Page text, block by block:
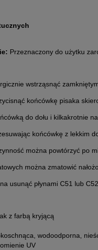
Przeznaczony do użytku
wstrząsnąć
końcówkę pisaka
do dołu i kilkakrotnie
końcówkę z lekkim
można powtórzyć po
można zmatowić
usunąć płynami C51 lub
z farbą kryjącą
wodoodporna,
UV